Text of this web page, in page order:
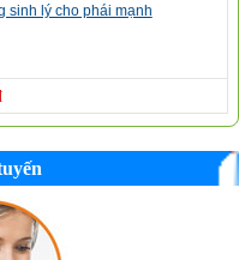
sinh lý cho phái mạnh